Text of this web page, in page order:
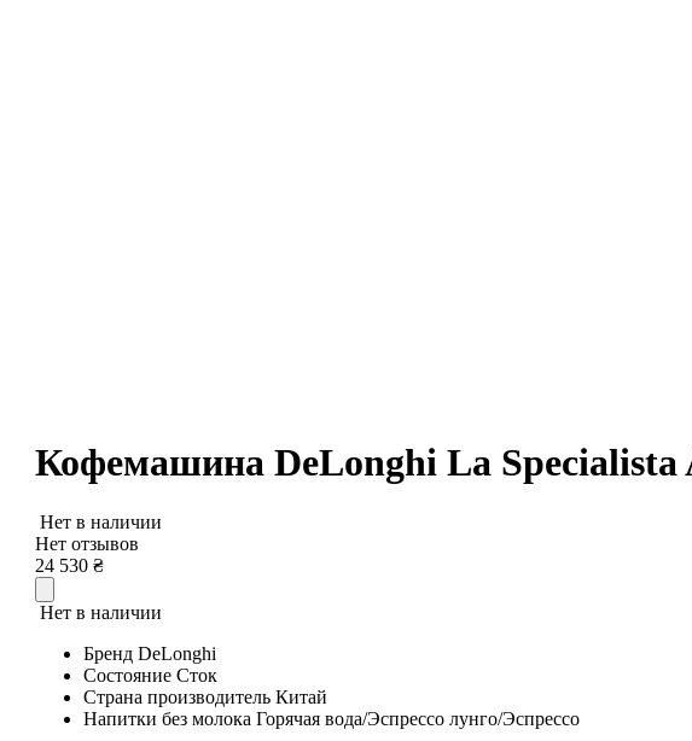
Кофемашина DeLonghi La Specialista
Нет в наличии
Нет отзывов
24 530 ₴
Нет в наличии
Бренд DeLonghi
Состояние Сток
Страна производитель Китай
Напитки без молока Горячая вода/Эспрессо лунго/Эспрессо